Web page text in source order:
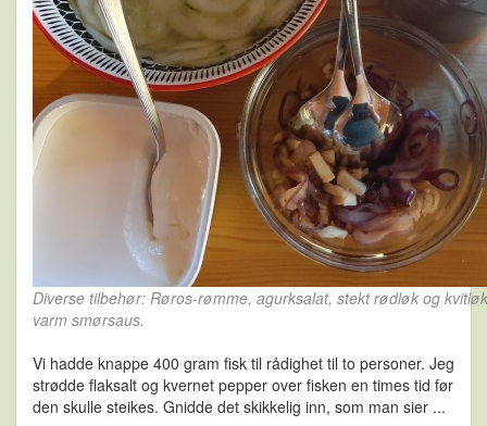
Diverse tilbehør: Røros-rømme, agurksalat, stekt rødløk og
varm smørsaus.
Vi hadde knappe 400 gram fisk til rådighet til to personer. Jeg
strødde flaksalt og kvernet pepper over fisken en times tid før
den skulle steikes. Gnidde det skikkelig inn, som man sier ...